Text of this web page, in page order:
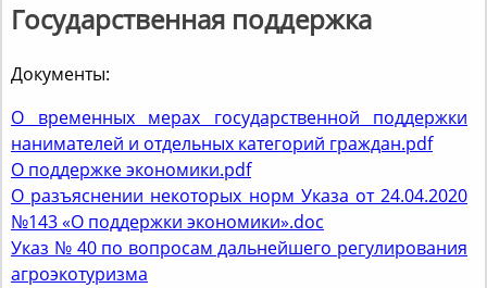
Государственная поддержка
Документы:
О временных мерах государственной поддержки
нанимателей и отдельных категорий граждан.pdf
О поддержке экономики.pdf
О разъяснении некоторых норм Указа от 24.04.2020
№143 «О поддержки экономики».doc
Указ № 40 по вопросам дальнейшего регулирования
агроэкотуризма